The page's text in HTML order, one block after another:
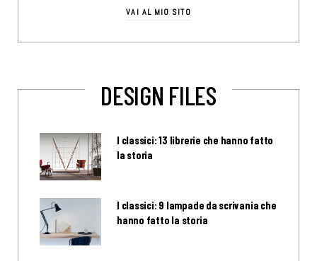
VAI AL MIO SITO
DESIGN FILES
I classici: 13 librerie che hanno fatto
la storia
I classici: 9 lampade da scrivania che
hanno fatto la storia